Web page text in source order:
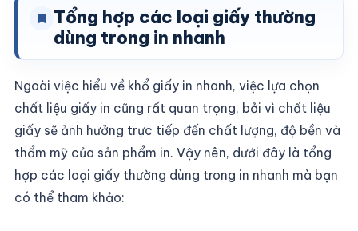
Tổng hợp các loại giấy thường
dùng trong in nhanh
Ngoài việc hiểu về khổ giấy in nhanh, việc lựa chọn
chất liệu giấy in cũng rất quan trọng, bởi vì chất liệu
giấy sẽ ảnh hưởng trực tiếp đến chất lượng, độ bền và
thẩm mỹ của sản phẩm in. Vậy nên, dưới đây là tổng
hợp các loại giấy thường dùng trong in nhanh mà bạn
có thể tham khảo: